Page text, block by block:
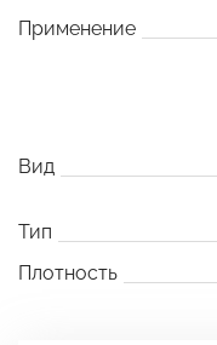
Применение
Вид
Тип
Плотность